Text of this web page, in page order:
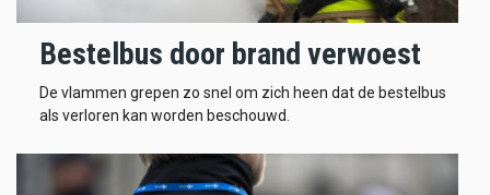
Bestelbus door brand verwoest
De vlammen grepen zo snel om zich heen dat de bestelbus
als verloren kan worden beschouwd.